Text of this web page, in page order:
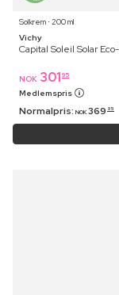
Solkrem ⋅ 200 ml
Vichy
Capital Soleil Solar
NOK 301 95
Medlemspris
Normalpris: NOK 369 95